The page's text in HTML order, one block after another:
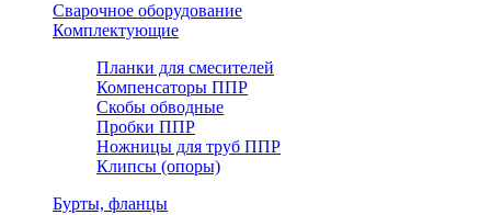
Сварочное оборудование
Комплектующие
Планки для смесителей
Компенсаторы ППР
Скобы обводные
Пробки ППР
Ножницы для труб ППР
Клипсы (опоры)
Бурты, фланцы